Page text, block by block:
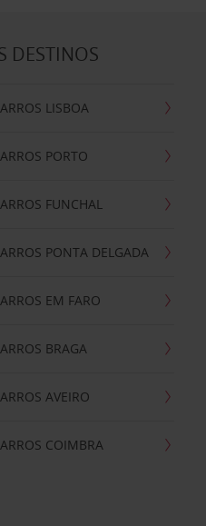
DESTINOS
LISBOA
PORTO
FUNCHAL
PONTA DELGADA
EM FARO
BRAGA
AVEIRO
COIMBRA